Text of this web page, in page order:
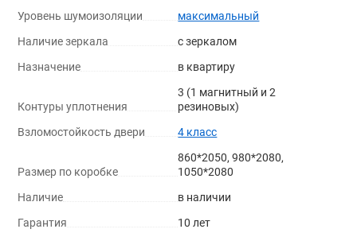
Уровень шумоизоляции
максимальный
Наличие зеркала
с зеркалом
Назначение
в квартиру
Контуры уплотнения
3 (1 магнитный и 2
резиновых)
Взломостойкость двери
4 класс
Размер по коробке
860*2050, 980*2080,
1050*2080
Наличие
в наличии
Гарантия
10 лет